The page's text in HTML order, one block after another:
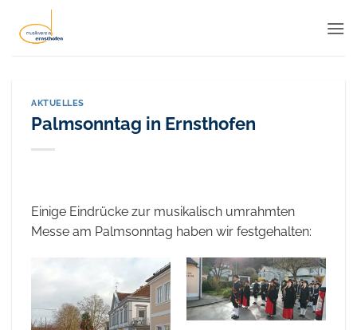
Inhalt
springen
AKTUELLES
Palmsonntag in Ernsthofen
Einige Eindrücke zur musikalisch umrahmten
Messe am Palmsonntag haben wir festgehalten: